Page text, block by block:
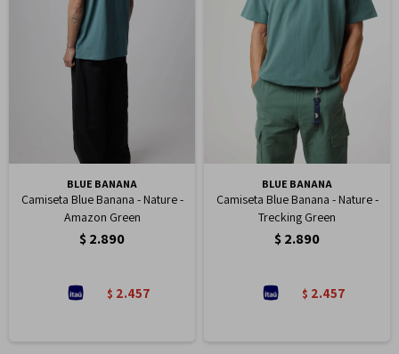
BLUE BANANA
Camiseta Blue Banana - Nature -
Amazon Green
$2.890
$ 2.457
BLUE BANANA
Camiseta Blue Banana - Nature -
Trecking Green
$2.890
$ 2.457